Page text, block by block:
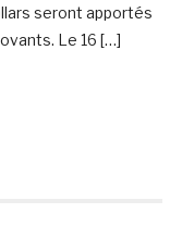
seront apportés
Le 16 […]